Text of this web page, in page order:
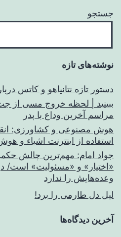
جستجو
نوشته‌های تازه
دستور تازه نتانیاهو و کاتس
ببینید | لحظه خروج مسی از
مراسم آخرین وداع با پدر
هوش مصنوعی و کشاورزی:
استفاده از اینترنت اشیاء و
جواد امام: مهم‌ترین چالش
«اختیار» و «مسئولیت» است/
وعده‌هایش را ندارد
لیل دل طارمی را برد!
آخرین دیدگاه‌ها